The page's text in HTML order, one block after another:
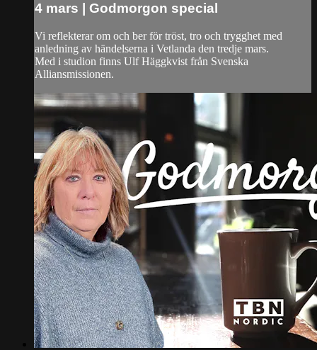
4 mars | Godmorgon special
Vi reflekterar om och ber för tröst, tro och trygghet med
anledning av händelserna i Vetlanda den tredje mars.
Med i studion finns Ulf Häggkvist från Svenska
Alliansmissionen.